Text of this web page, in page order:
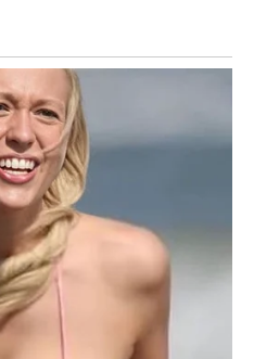
shvatićete da je
ispunjeno sigurnošću,
za Jarca
ljubavlju, finansijskim
Novac i emocije
očekivali, zbog čega će
uspomenama